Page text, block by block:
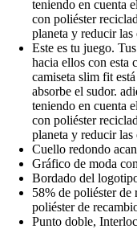
teniendo en cuenta
con poliéster
planeta y reducir las
Este es tu juego.
hacia ellos con esta
camiseta slim fit
absorbe el sudor.
teniendo en cuenta
con poliéster
planeta y reducir las
Cuello redondo
Gráfico de moda
Bordado del
58% de poliéster de
poliéster de
Punto doble,